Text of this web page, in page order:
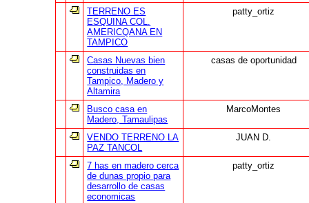
TERRENO ES
ESQUINA COL.
AMERICQANA EN
TAMPICO
patty_ortiz
Casas Nuevas bien
construidas en
Tampico, Madero y
Altamira
casas de oportunidad
Busco casa en
Madero, Tamaulipas
MarcoMontes
VENDO TERRENO LA
PAZ TANCOL
JUAN D.
7 has en madero cerca
de dunas propio para
desarrollo de casas
economicas
patty_ortiz